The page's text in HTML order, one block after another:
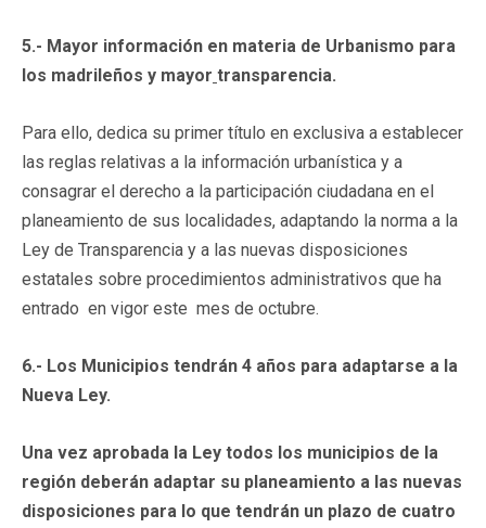
5.- Mayor información en materia de Urbanismo para
los madrileños y mayor transparencia.
Para ello, dedica su primer título en exclusiva a establecer
las reglas relativas a la información urbanística y a
consagrar el derecho a la participación ciudadana en el
planeamiento de sus localidades, adaptando la norma a la
Ley de Transparencia y a las nuevas disposiciones
estatales sobre procedimientos administrativos que ha
entrado en vigor este mes de octubre.
6.- Los Municipios tendrán 4 años para adaptarse a la
Nueva Ley.
Una vez aprobada la Ley todos los municipios de la
región deberán adaptar su planeamiento a las nuevas
disposiciones para lo que tendrán un plazo de cuatro